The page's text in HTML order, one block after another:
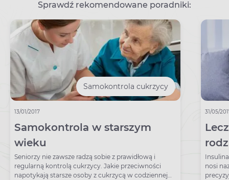
Sprawdź rekomendowane poradniki:
Samokontrola cukrzycy
13/01/2017
Samokontrola w starszym
wieku
Seniorzy nie zawsze radzą sobie z prawidłową i
regularną kontrolą cukrzycy. Jakie przeciwności
napotykają starsze osoby z cukrzycą w codziennej
31/05/
nosi